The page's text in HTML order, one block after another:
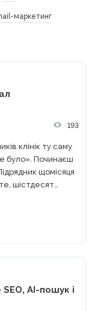
маркетинг
193
клінік ту саму
було». Починаєш
щомісяця
шістдесят
AI-пошук і